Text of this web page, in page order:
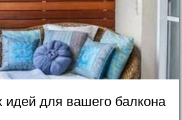
идей для вашего балкона